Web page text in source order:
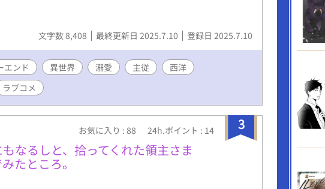
文字数 8,408 最終更新日 2025.7.10 登録日 2025.7.10
エンド 異世界 溺愛 主従
西洋
ラブコメ
3
お気に入り : 88 24h.ポイント : 14
なるしと、拾ってくれた領主さま
たところ。